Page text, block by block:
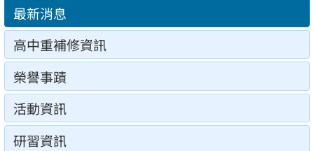
最新消息
高中重補修資訊
榮譽事蹟
活動資訊
研習資訊